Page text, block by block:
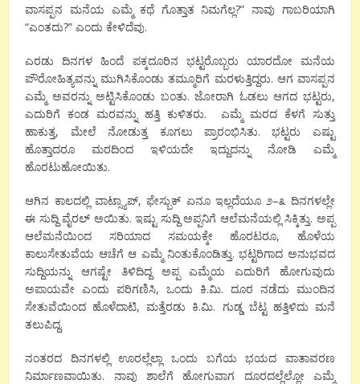
ವಾಸಪ್ಪನ ಮನೆಯ ಎಮ್ಮೆ ಕಥೆ ಗೊತ್ತಾತ ನಿಮಗೆಲ್ಲ?”ನಾವು ಗಾಬರಿಯಾಗಿ
“ಎಂತದು?”ಎಂದು ಕೇಳಿದೆವು.
ಎರಡು ದಿನಗಳ ಹಿಂದೆ ಪಕ್ಕದೂರಿನ ಭಟ್ಟರೊಬ್ಬರು ಯಾರದೋ ಮನೆಯ
ಪೌರೋಹಿತ್ಯವನ್ನು ಮುಗಿಸಿಕೊಂಡು ತಮ್ಮೂರಿಗೆ ಮರಳುತ್ತಿದ್ದರು. ಆಗ ವಾಸಪ್ಪನ
ಎಮ್ಮೆ ಅವರನ್ನು ಅಟ್ಟಿಸಿಕೊಂಡು ಬಂತು.ಜೋರಾಗಿ ಓಡಲು ಆಗದ ಭಟ್ಟರು,
ಎದುರಿಗೆ ಕಂಡ ಮರವನ್ನು ಹತ್ತಿ ಕುಳಿತರು. ಎಮ್ಮೆ ಮರದ ಕೆಳಗೆ ಸುತ್ತು
ಹಾಕುತ್ತ, ಮೇಲೆ ನೋಡುತ್ತ ಕೂಗಲು ಪ್ರಾರಂಭಿಸಿತು.ಭಟ್ಟರು
ಎಷ್ಟು
ಹೊತ್ತಾದರೂ
ಮರದಿಂದ ಇಳಿಯದೇ ಇದ್ದುದನ್ನು ನೋಡಿ
ಎಮ್ಮೆ
ಹೊರಟುಹೋಯಿತು.
ಆಗಿನ ಕಾಲದಲ್ಲಿ ವಾಟ್ಸ್ಯಾಪ್,ಫೇಸ್ಬುಕ್ ಏನೂ ಇಲ್ಲದೆಯೂ ೨–೩ ದಿನಗಳಲ್ಲೇ
ಈ ಸುದ್ದಿ ವೈರಲ್ ಅಯಿತು.ಇಷ್ಟು ಸುದ್ದಿ ಅಪ್ಪನಿಗೆ ಆಲೆಮನೆಯಲ್ಲಿ ಸಿಕ್ಕಿತ್ತು. ಅಪ್ಪ
ಆಲೆಮನೆಯಿಂದ
ಸರಿಯಾದ ಸಮಯಕ್ಕೇ ಹೊರಟರೂ, ಹೊಳೆಯ
ಕಾಲುಸೇತುವೆಯ ಆಚೆಗೆ ಆ ಎಮ್ಮೆ ನಿಂತುಕೊಂಡಿತ್ತು.ಭಟ್ಟರಿಗಾದ ಅನುಭವದ
ಸುದ್ದಿಯನ್ನು
ಆಗಷ್ಟೇ ತಿಳಿದಿದ್ದ ಅಪ್ಪ ಎಮ್ಮೆಯ ಎದುರಿಗೆ
ಹೋಗುವುದು
ಅಪಾಯವೇ ಎಂದು ಪರಿಗಣಿಸಿ,ಒಂದು ಕಿ.ಮಿ. ದೂರ ನಡೆದು ಮುಂದಿನ
ಸೇತುವೆಯಿಂದ ಹೊಳೆದಾಟಿ,ಮತ್ತೆರಡು ಕಿ.ಮಿ. ಗುಡ್ಡ ಬೆಟ್ಟ ಹತ್ತಿಳಿದು ಮನೆ
ತಲುಪಿದ್ದ.
ನಂತರದ ದಿನಗಳಲ್ಲಿ ಊರಲ್ಲೆಲ್ಲಾ ಒಂದು ಬಗೆಯ ಭಯದ ವಾತಾವರಣ
ನಿರ್ಮಾಣವಾಯಿತು. ನಾವು ಶಾಲೆಗೆ ಹೋಗುವಾಗ ದೂರದಲ್ಲೆಲ್ಲೋ
ಎಮ್ಮೆ